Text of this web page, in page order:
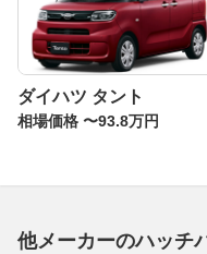
ダイハツ タント
相場価格 〜93.8万円
他メーカーのハッチ